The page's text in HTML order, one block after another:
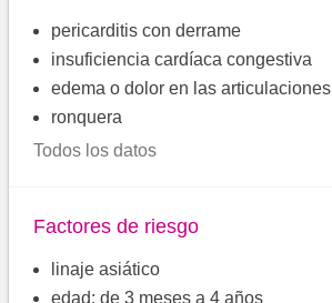
pericarditis con derrame
insuficiencia cardíaca congestiva
edema o dolor en las articulaciones
ronquera
Todos los datos
Factores de riesgo
linaje asiático
edad: de 3 meses a 4 años